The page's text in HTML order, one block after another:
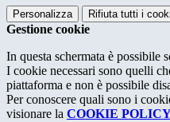
Personalizza Rifiuta tutti i
Gestione cookie
In questa schermata è possibile
I cookie necessari sono quelli
piattaforma e non è possibile
Per conoscere quali sono i
visionare la COOKIE